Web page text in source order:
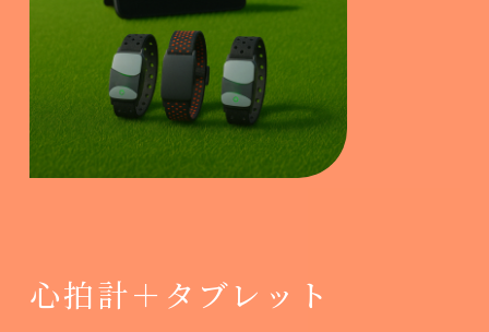
心拍計＋タブレット